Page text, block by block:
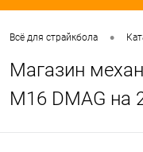
Всё для страйкбола •
Магазин
M16 DMAG на